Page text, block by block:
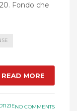
Fondo che
READ MORE
NO COMMENTS